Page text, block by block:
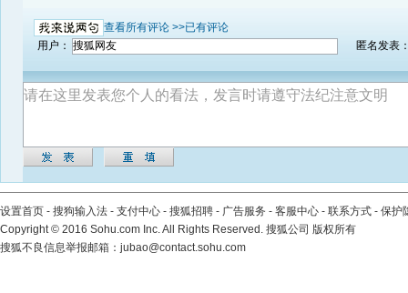
查看所有评论 >>已有评论
用户：
匿名发表
设置首页 - 搜狗输入法 - 支付中心 - 搜狐招聘 - 广告服务 - 客服中心 - 联系方式 - 保护
Copyright© 2016 Sohu.com Inc. All Rights Reserved. 搜狐公司 版权所有
搜狐不良信息举报邮箱： jubao@contact.sohu.com